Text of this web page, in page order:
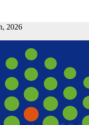
2026